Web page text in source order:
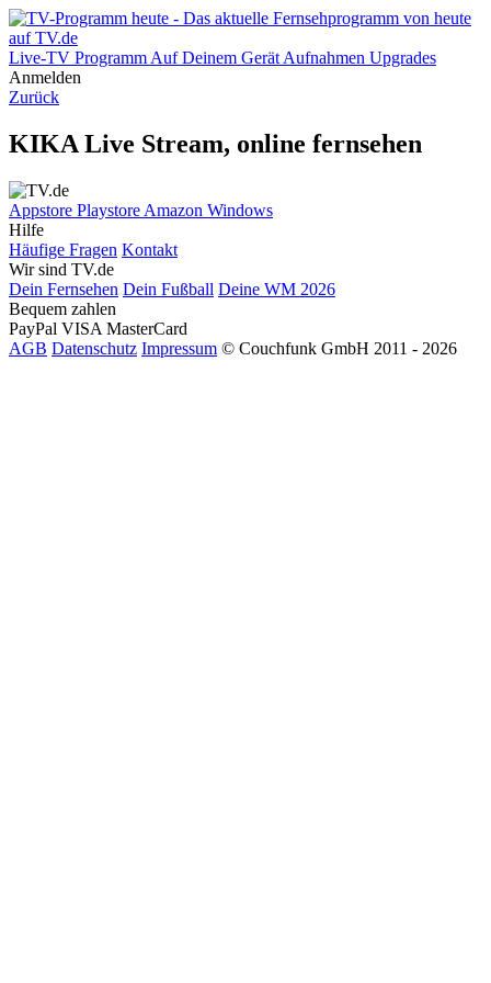
Live-TV Programm Auf Deinem Gerät Aufnahmen Upgrades
Anmelden
Zurück
KIKA Live Stream, online fernsehen
Appstore Playstore Amazon Windows
Hilfe
Häufige Fragen Kontakt
Wir sind TV.de
Dein Fernsehen Dein Fußball Deine WM 2026
Bequem zahlen
PayPal VISA MasterCard
AGB Datenschutz Impressum © Couchfunk GmbH 2011 - 2026